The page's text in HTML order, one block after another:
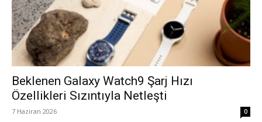
Beklenen Galaxy Watch9 Şarj Hızı
Özellikleri Sızıntıyla Netleşti
7 Haziran 2026 0